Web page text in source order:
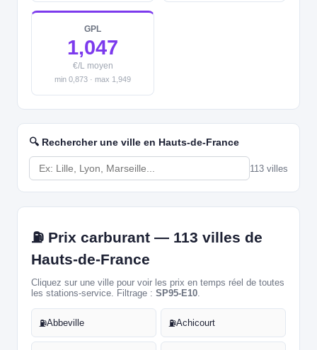
GPL
1,047
€/L moyen
min 0,873 · max 1,949
🔍 Rechercher une ville en Hauts-de-France
113 villes
⛽ Prix carburant — 113 villes de
Hauts-de-France
Cliquez sur une ville pour voir les prix en temps réel de toutes
les stations-service. Filtrage :SP95-E10
⛽Abbeville ⛽Achicourt